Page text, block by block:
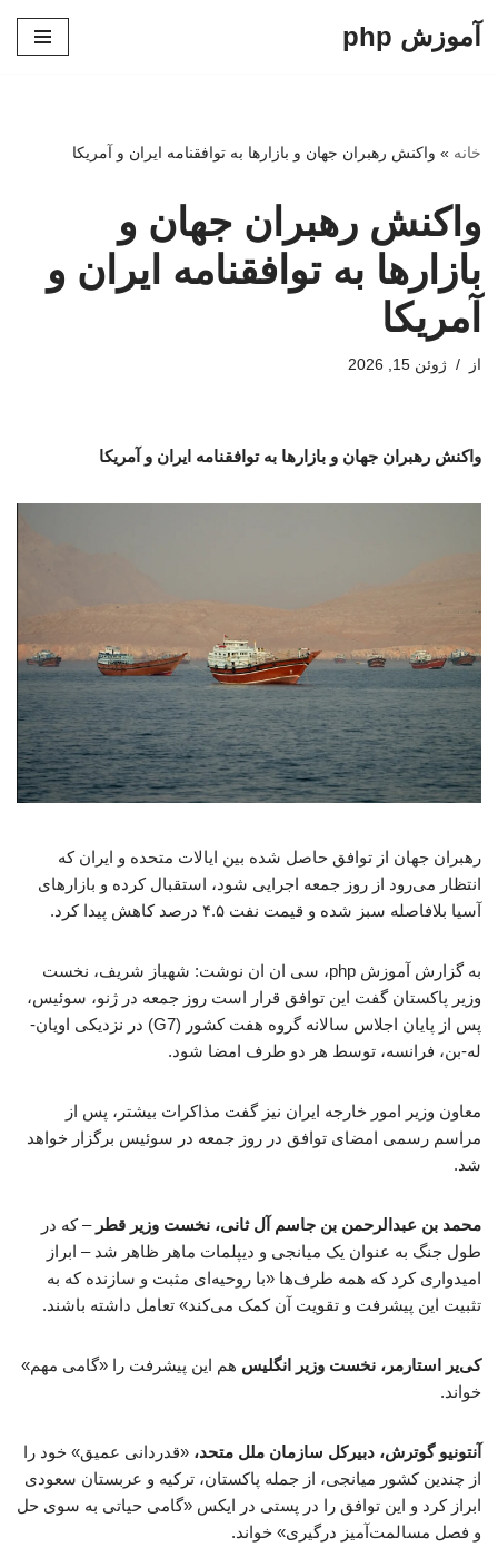
آموزش php
خانه » واکنش رهبران جهان و بازارها به توافقنامه ایران و آمریکا
واکنش رهبران جهان و
بازارها به توافقنامه ایران و
آمریکا
از ژوئن 15, 2026
واکنش رهبران جهان و بازارها به توافقنامه ایران و آمریکا
رهبران جهان از توافق حاصل شده بین ایالات متحده و ایران که
انتظار می‌رود از روز جمعه اجرایی شود، استقبال کرده و بازارهای
آسیا بلافاصله سبز شده و قیمت نفت ۴.۵ درصد کاهش پیدا کرد.
به گزارش آموزش php، سی ان ان نوشت: شهباز شریف، نخست
وزیر پاکستان گفت این توافق قرار است روز جمعه در ژنو، سوئیس،
پس از پایان اجلاس سالانه گروه هفت کشور (G7) در نزدیکی اویان-
له-بن، فرانسه، توسط هر دو طرف امضا شود.
معاون وزیر امور خارجه ایران نیز گفت مذاکرات بیشتر، پس از
مراسم رسمی امضای توافق در روز جمعه در سوئیس برگزار خواهد
شد.
محمد بن عبدالرحمن بن جاسم آل ثانی، نخست وزیر قطر – که در
طول جنگ به عنوان یک میانجی و دیپلمات ماهر ظاهر شد – ابراز
امیدواری کرد که همه طرف‌ها «با روحیه‌ای مثبت و سازنده که به
تثبیت این پیشرفت و تقویت آن کمک می‌کند» تعامل داشته باشند.
کی‌یر استارمر، نخست وزیر انگلیس هم این پیشرفت را «گامی مهم»
خواند.
آنتونیو گوترش، دبیرکل سازمان ملل متحد، «قدردانی عمیق» خود را
از چندین کشور میانجی، از جمله پاکستان، ترکیه و عربستان سعودی
ابراز کرد و این توافق را در پستی در ایکس «گامی حیاتی به سوی حل
و فصل مسالمت‌آمیز درگیری» خواند.